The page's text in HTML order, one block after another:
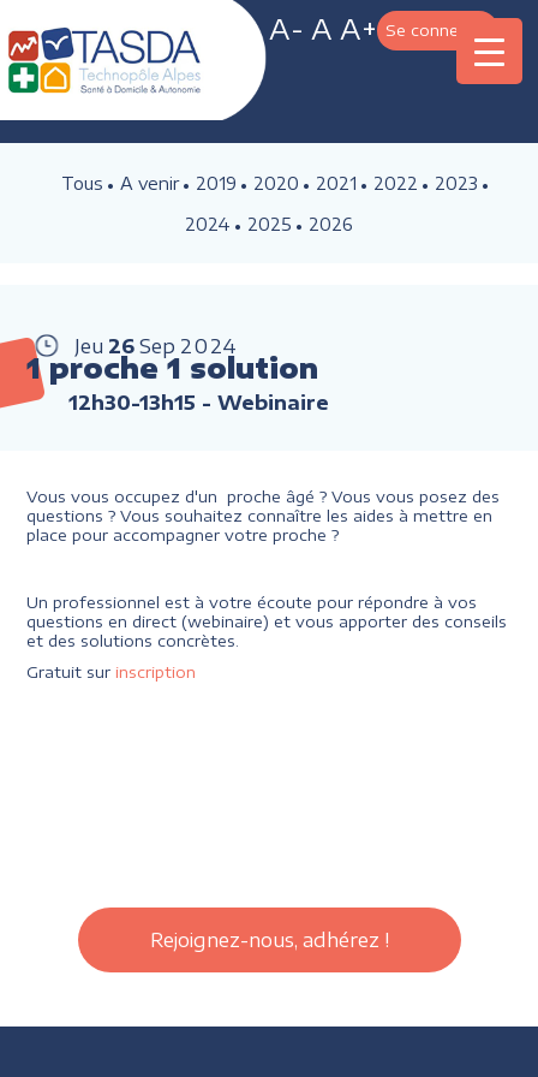
A- A A+ Se connecter
Tous A venir 2019 2020 2021 2022
2023
2024
2025 2026
Jeu 26 Sep 2024
1 proche 1 solution
12h30-13h15 - Webinaire
Vous vous occupez d'un proche âgé ? Vous vous posez des
questions ? Vous souhaitez connaître les aides à mettre en
place pour accompagner votre proche ?
Un professionnel est à votre écoute pour répondre à vos
questions en direct (webinaire) et vous apporter des conseils
et des solutions concrètes.
Gratuit sur inscription
Rejoignez-nous, adhérez !